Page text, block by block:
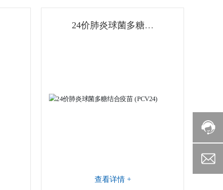
24价肺炎球菌多糖结
查看详情 +